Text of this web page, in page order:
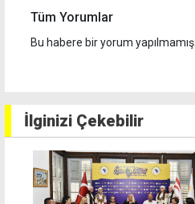
Tüm Yorumlar
Bu habere bir yorum yapılmamış.
İlginizi Çekebilir